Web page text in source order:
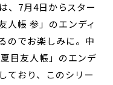
、7月4日からスター
人帳 参」のエンディ
のでお楽しみに。中
目友人帳」のエンデ
ており、このシリー